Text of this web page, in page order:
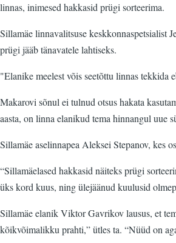
linnas, inimesed hakkasid prügi sorteerima.
Sillamäe linnavalitsuse keskkonnaspetsialist
prügi jääb tänavatele lahtiseks.
"Elanike meelest võis seetõttu linnas
Makarovi sõnul ei tulnud otsus hakata
aasta, on linna elanikud tema hinnangul uue
Sillamäe aselinnapea Aleksei Stepanov, kes
“Sillamäelased hakkasid näiteks prügi
üks kord kuus, ning ülejäänud kuulusid
Sillamäe elanik Viktor Gavrikov lausus, et
kõikvõimalikku prahti,” ütles ta. “Nüüd on